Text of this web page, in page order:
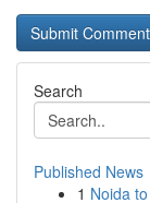
Search
Published News
1 Noida